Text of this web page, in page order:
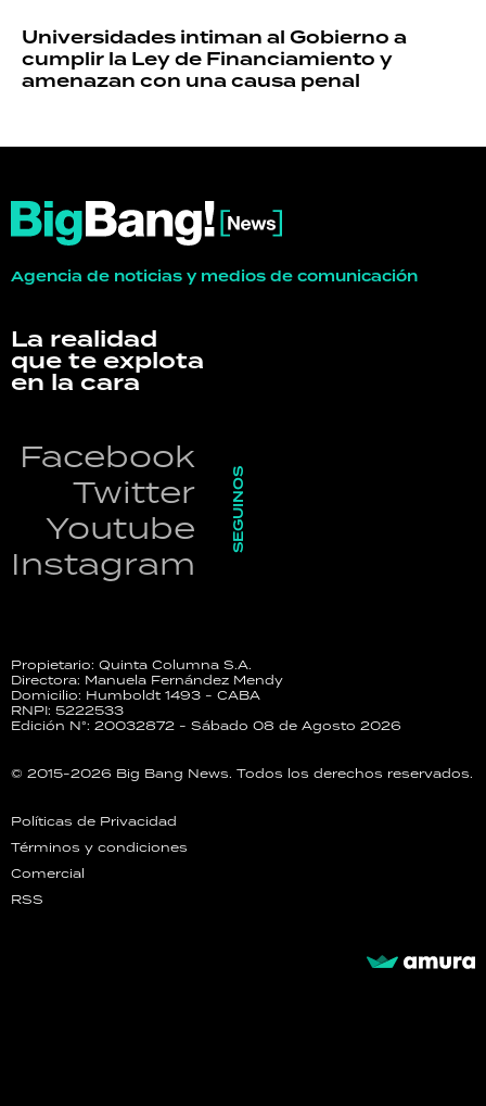
Universidades intiman al Gobierno a
cumplir la Ley de Financiamiento y
amenazan con una causa penal
Agencia de noticias y medios de comunicación
La realidad
que te explota
en la cara
Facebook
Twitter
Youtube
Instagram
SEGUINOS
Propietario: Quinta Columna S.A.
Directora: Manuela Fernández Mendy
Domicilio: Humboldt 1493 - CABA
RNPI: 5222533
Edición N°: 20032872 - Sábado 08 de Agosto 2026
© 2015-2026 Big Bang News. Todos los derechos reservados.
Políticas de Privacidad
Términos y condiciones
Comercial
RSS